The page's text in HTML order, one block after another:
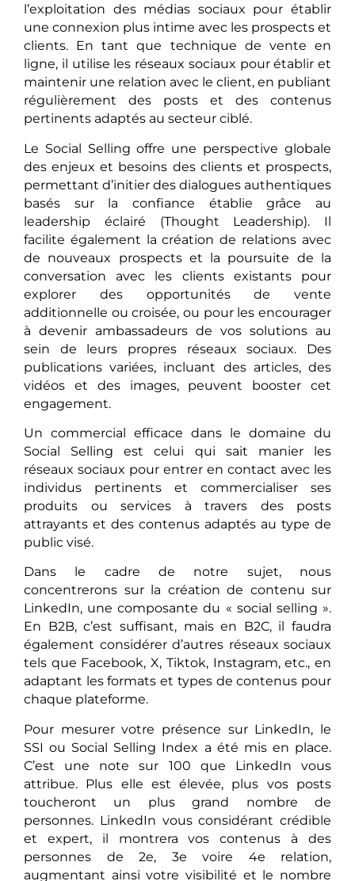
l’exploitation des médias sociaux pour établir
une connexion plus intime avec les prospects et
clients. En tant que technique de vente en
ligne, il utilise les réseaux sociaux pour établir et
maintenir une relation avec le client, en publiant
régulièrement des posts et des contenus
pertinents adaptés au secteur ciblé.
Le Social Selling offre une perspective globale
des enjeux et besoins des clients et prospects,
permettant d’initier des dialogues authentiques
basés sur la confiance établie grâce au
leadership éclairé (Thought Leadership). Il
facilite également la création de relations avec
de nouveaux prospects et la poursuite de la
conversation avec les clients existants pour
explorer des opportunités de vente
additionnelle ou croisée, ou pour les encourager
à devenir ambassadeurs de vos solutions au
sein de leurs propres réseaux sociaux. Des
publications variées, incluant des articles, des
vidéos et des images, peuvent booster cet
engagement.
Un commercial efficace dans le domaine du
Social Selling est celui qui sait manier les
réseaux sociaux pour entrer en contact avec les
individus pertinents et commercialiser ses
produits ou services à travers des posts
attrayants et des contenus adaptés au type de
public visé.
Dans le cadre de notre sujet, nous
concentrerons sur la création de contenu sur
LinkedIn, une composante du « social selling ».
En B2B, c’est suffisant, mais en B2C, il faudra
également considérer d’autres réseaux sociaux
tels que Facebook, X, Tiktok, Instagram, etc., en
adaptant les formats et types de contenus pour
chaque plateforme.
Pour mesurer votre présence sur LinkedIn, le
SSI ou Social Selling Index a été mis en place.
C’est une note sur 100 que LinkedIn vous
attribue. Plus elle est élevée, plus vos posts
toucheront un plus grand nombre de
personnes. LinkedIn vous considérant crédible
et expert, il montrera vos contenus à des
personnes de 2e, 3e voire 4e relation,
augmentant ainsi votre visibilité et le nombre